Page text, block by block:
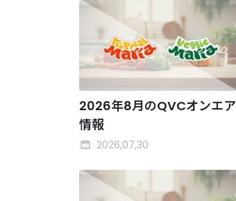
2026年8月のQVCオンエア
情報
2026,07,30